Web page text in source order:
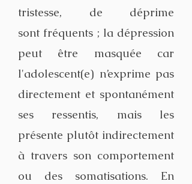
tristesse, de déprime
sont fréquents ; la dépression
peut être masquée car
l'adolescent(e) n’exprime pas
directement et spontanément
ses ressentis, mais les
présente plutôt indirectement
à travers son comportement
ou des somatisations. En